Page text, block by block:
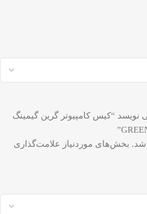
نویسد “کیس کامپیوتر گرین گیمینگ
شد. بخش‌های موردنیاز علامت‌گذاری